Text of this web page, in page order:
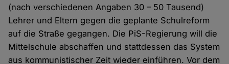
(nach verschiedenen Angaben 30 – 50 Tausend)
Lehrer und Eltern gegen die geplante Schulreform
auf die Straße gegangen. Die PiS-Regierung will die
Mittelschule abschaffen und stattdessen das System
aus kommunistischer Zeit wieder einführen. Vor dem